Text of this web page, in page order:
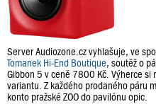
Server Audiozone.cz vyhlašuje, ve
Tomanek Hi-End Boutique, soutěž o
Gibbon 5 v ceně 7800 Kč. Výherce si
variantu. Z každého prodaného páru
konto pražské ZOO do pavilónu opic.